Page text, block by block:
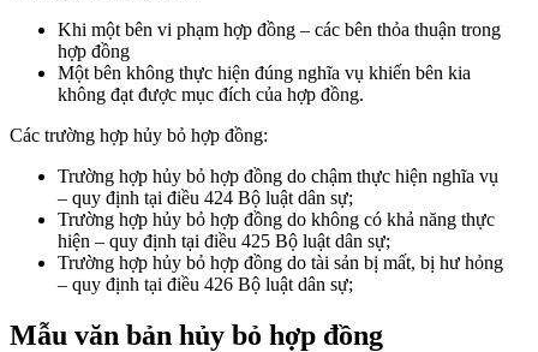
Khi một bên vi phạm hợp đồng – các bên thỏa thuận trong
hợp đồng
Một bên không thực hiện đúng nghĩa vụ khiến bên kia
không đạt được mục đích của hợp đồng.
Các trường hợp hủy bỏ hợp đồng:
Trường hợp hủy bỏ hợp đồng do chậm thực hiện nghĩa vụ
– quy định tại điều 424 Bộ luật dân sự;
Trường hợp hủy bỏ hợp đồng do không có khả năng thực
hiện – quy định tại điều 425 Bộ luật dân sự;
Trường hợp hủy bỏ hợp đồng do tài sản bị mất, bị hư hỏng
– quy định tại điều 426 Bộ luật dân sự;
Mẫu văn bản hủy bỏ hợp đồng